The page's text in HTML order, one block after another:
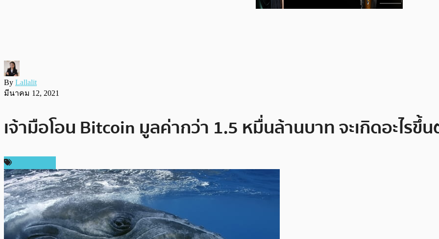
By Lallalit
มีนาคม 12, 2021
เจ้ามือโอน Bitcoin มูลค่ากว่า 1.5 หมื่นล้านบาท จะเกิดอะไรขึ้